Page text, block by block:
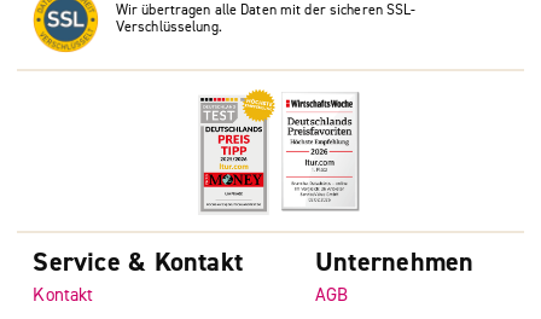
Wir übertragen alle Daten mit der sicheren SSL-
Verschlüsselung.
Service & Kontakt
Kontakt
Unternehmen
AGB